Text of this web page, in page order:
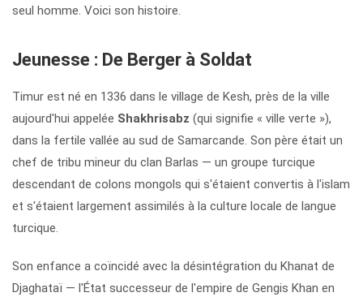
seul homme. Voici son histoire.
Jeunesse : De Berger à Soldat
Timur est né en 1336 dans le village de Kesh, près de la ville
aujourd'hui appelée Shakhrisabz (qui signifie « ville verte »),
dans la fertile vallée au sud de Samarcande. Son père était un
chef de tribu mineur du clan Barlas — un groupe turcique
descendant de colons mongols qui s'étaient convertis à l'islam
et s'étaient largement assimilés à la culture locale de langue
turcique.
Son enfance a coïncidé avec la désintégration du Khanat de
Djaghataï — l'État successeur de l'empire de Gengis Khan en